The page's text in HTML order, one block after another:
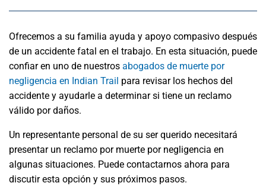
Ofrecemos a su familia ayuda y apoyo compasivo después
de un accidente fatal en el trabajo. En esta situación, puede
confiar en uno de nuestros abogados de muerte por
negligencia en Indian Trail para revisar los hechos del
accidente y ayudarle a determinar si tiene un reclamo
válido por daños.
Un representante personal de su ser querido necesitará
presentar un reclamo por muerte por negligencia en
algunas situaciones. Puede contactarnos ahora para
discutir esta opción y sus próximos pasos.